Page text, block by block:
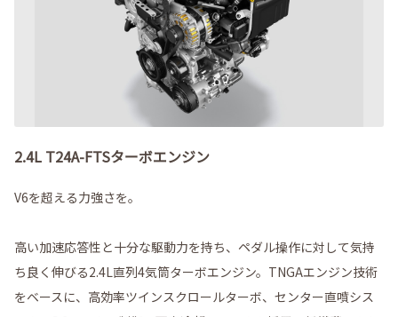
2.4L T24A-FTSターボエンジン
V6を超える力強さを。
高い加速応答性と十分な駆動力を持ち、ペダル操作に対して気持
ち良く伸びる2.4L直列4気筒ターボエンジン。TNGAエンジン技術
をベースに、高効率ツインスクロールターボ、センター直噴シス